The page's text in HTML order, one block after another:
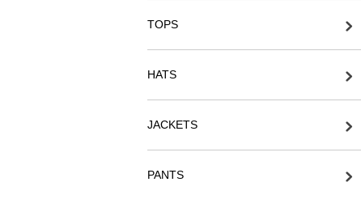
TOPS
HATS
JACKETS
PANTS